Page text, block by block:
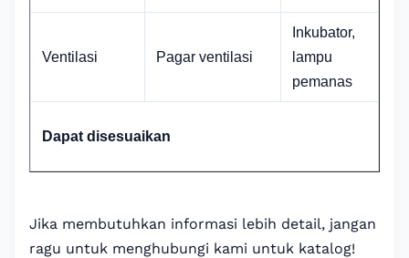
Ventilasi Pagar ventilasi
Inkubator,
lampu
pemanas
Dapat disesuaikan
Jika membutuhkan informasi lebih detail, jangan
ragu untuk menghubungi kami untuk katalog!